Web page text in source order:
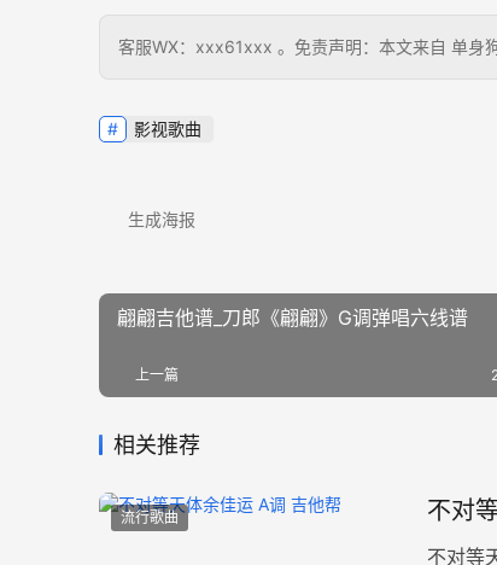
客服WX：xxx61xxx 。免责声明：本文来自 单身
影视歌曲
生成海报
翩翩吉他谱_刀郎《翩翩》G调弹唱六线谱
上一篇
相关推荐
流行歌曲 不对
不对等